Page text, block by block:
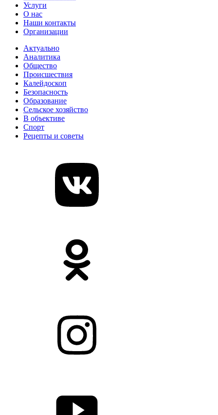
Услуги
О нас
Наши контакты
Организации
Актуально
Аналитика
Общество
Происшествия
Калейдоскоп
Безопасность
Образование
Сельское хозяйство
В объективе
Спорт
Рецепты и советы